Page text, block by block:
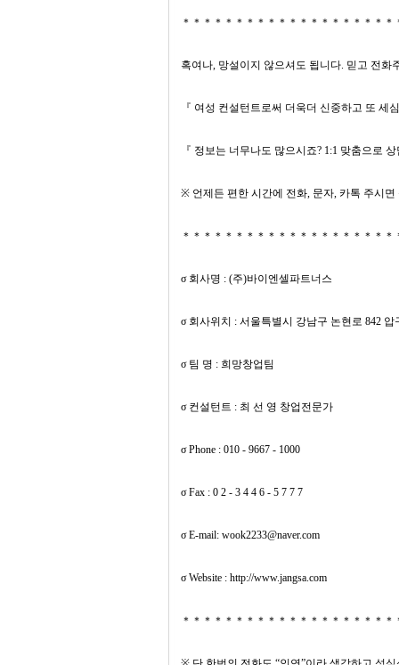
＊＊＊＊＊＊＊＊＊＊＊＊＊＊＊＊＊＊＊
혹여나, 망설이지 않으셔도 됩니다. 믿고 전
『 여성 컨설턴트로써 더욱더 신중하고 또
『 정보는 너무나도 많으시죠? 1:1 맞춤으로
※ 언제든 편한 시간에 전화, 문자, 카톡 주시
＊＊＊＊＊＊＊＊＊＊＊＊＊＊＊＊＊＊＊
σ 회사명 : (주)바이엔셀파트너스
σ 회사위치 : 서울특별시 강남구 논현로 842 압
σ 팀 명 : 희망창업팀
σ 컨설턴트 : 최 선 영 창업전문가
σ Phone : 010 - 9667 - 1000
σ Fax : 0 2 - 3 4 4 6 - 5 7 7 7
σ E-mail: wook2233@naver.com
σ Website : http://www.jangsa.com
＊＊＊＊＊＊＊＊＊＊＊＊＊＊＊＊＊＊＊